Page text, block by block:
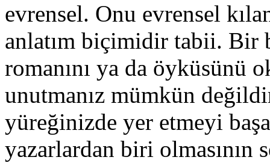
evrensel. Onu evrensel
anlatım biçimidir tabii. Bir
romanını ya da öyküsünü
unutmanız mümkün
yüreğinizde yer etmeyi
yazarlardan biri olmasının